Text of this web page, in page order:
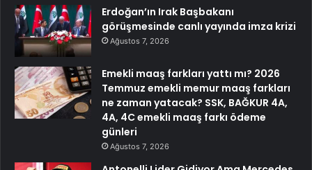
Erdoğan’ın Irak Başbakanı
görüşmesinde canlı yayında imza krizi
Ağustos 7, 2026
Emekli maaş farkları yattı mı? 2026
Temmuz emekli memur maaş farkları
ne zaman yatacak? SSK, BAĞKUR 4A,
4A, 4C emekli maaş farkı ödeme
günleri
Ağustos 7, 2026